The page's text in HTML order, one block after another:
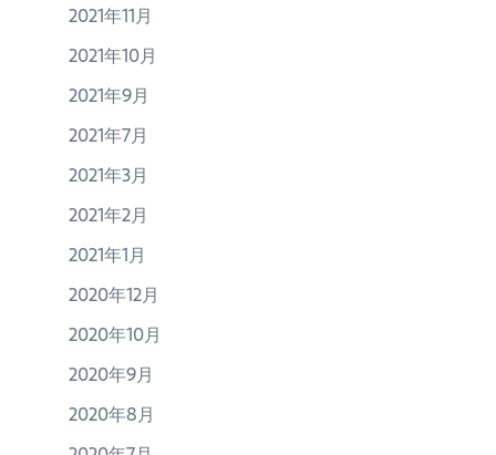
2021年11月
2021年10月
2021年9月
2021年7月
2021年3月
2021年2月
2021年1月
2020年12月
2020年10月
2020年9月
2020年8月